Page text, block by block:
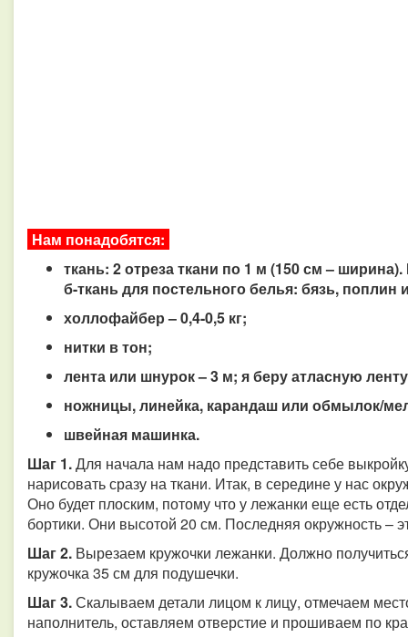
Нам понадобятся:
ткань: 2 отреза ткани по 1 м (150 см –
б-ткань для постельного белья: бязь,
холлофайбер – 0,4-0,5 кг;
нитки в тон;
лента или шнурок – 3 м; я беру атласную
ножницы, линейка, карандаш или обмылок/
швейная машинка.
Шаг 1.Для начала нам надо представить себе
нарисовать сразу на ткани. Итак, в середине у нас
Оно будет плоским, потому что у лежанки еще есть
бортики. Они высотой 20 см. Последняя окружность
Шаг 2. Вырезаем кружочки лежанки. Должно
кружочка 35 см для подушечки.
Шаг 3.Скалываем детали лицом к лицу, отмечаем
наполнитель, оставляем отверстие и прошиваем по